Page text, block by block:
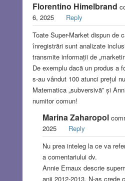
Florentino Himelbrand
6, 2025
Reply
Toate Super-Market dispun de
înregistrări sunt analizate
transmite informații de
De exemplu dacă un produs a
s-au vândut 100 atunci prețul
Matematica „subversivă” și
numitor comun!
Marina Zaharopol
2025
Reply
Nu prea inteleg la ce va
a comentariului dv.
Annie Ernaux descrie
anii 2012-2013. N-as crede